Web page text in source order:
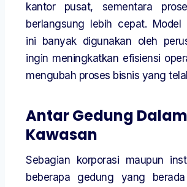
kantor pusat, sementara
berlangsung lebih cepat. Model
ini banyak digunakan oleh
ingin meningkatkan efisiensi
mengubah proses bisnis yang
Antar Gedung
Kawasan
Sebagian korporasi maupun
beberapa gedung yang